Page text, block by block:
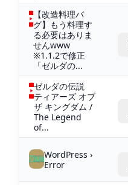
【改造料理バ
グ】もう料理す
る必要はありま
せんwww
※1.1.2で修正
「ゼルダの...
ゼルダの伝説
ティアーズ オブ
ザ キングダム /
The Legend
of...
WordPress ›
Error